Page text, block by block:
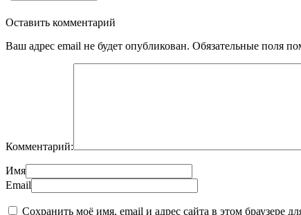
Оставить комментарий
Ваш адрес email не будет опубликован. Обязательные поля
Комментарий:
Имя
Email
Сохранить моё имя, email и адрес сайта в этом браузере